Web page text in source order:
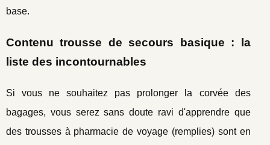
base.
Contenu trousse de secours basique : la
liste des incontournables
Si vous ne souhaitez pas prolonger la corvée des
bagages, vous serez sans doute ravi d'apprendre que
des trousses à pharmacie de voyage (remplies) sont en